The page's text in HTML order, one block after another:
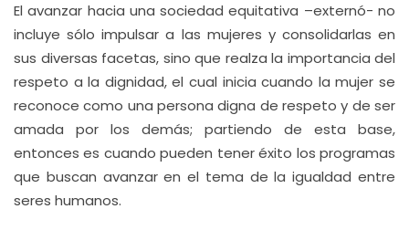
El avanzar hacia una sociedad equitativa –externó- no
incluye sólo impulsar a las mujeres y consolidarlas en
sus diversas facetas, sino que realza la importancia del
respeto a la dignidad, el cual inicia cuando la mujer se
reconoce como una persona digna de respeto y de ser
amada por los demás; partiendo de esta base,
entonces es cuando pueden tener éxito los programas
que buscan avanzar en el tema de la igualdad entre
seres humanos.